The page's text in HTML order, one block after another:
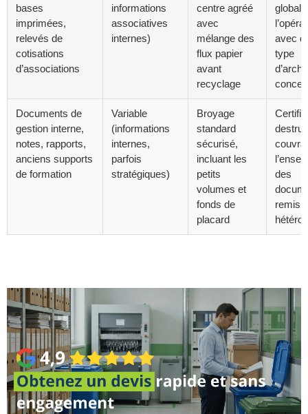
bases
imprimées,
relevés de
cotisations
d’associations
informations
associatives
internes)
centre agréé
avec
mélange des
flux papier
avant
recyclage
global
avec
type
Documents de
gestion interne,
notes, rapports,
anciens supports
de formation
Variable
(informations
internes,
parfois
stratégiques)
Broyage
standard
sécurisé,
incluant les
petits
volumes et
fonds de
placard
des
remis,